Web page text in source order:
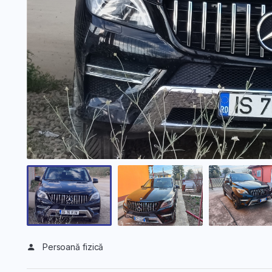
Persoană fizică